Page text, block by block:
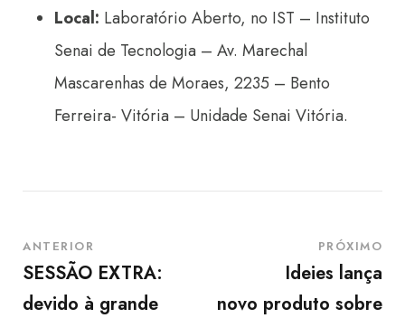
Local: Laboratório Aberto, no IST – Instituto
Senai de Tecnologia – Av. Marechal
Mascarenhas de Moraes, 2235 – Bento
Ferreira- Vitória – Unidade Senai Vitória.
ANTERIOR
SESSÃO EXTRA:
devido à grande
PRÓXIMO
Ideies lança
novo produto sobre